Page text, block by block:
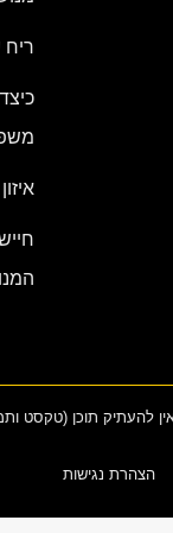
להעתיק תוכן (טקסט
הצהרת נגישות